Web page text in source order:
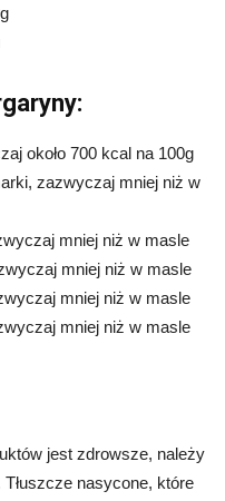
około 700 kcal na 100g
zazwyczaj mniej niż w
mniej niż w masle
mniej niż w masle
mniej niż w masle
mniej niż w masle
jest zdrowsze, należy
nasycone, które